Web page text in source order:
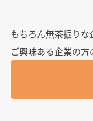
もちろん無茶振り
ご興味ある企業の方